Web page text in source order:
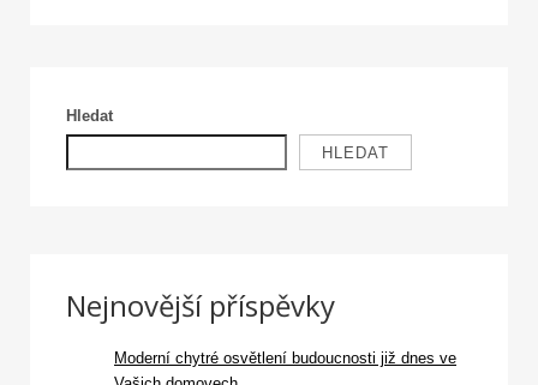
Hledat
HLEDAT
Nejnovější příspěvky
Moderní chytré osvětlení budoucnosti již dnes ve